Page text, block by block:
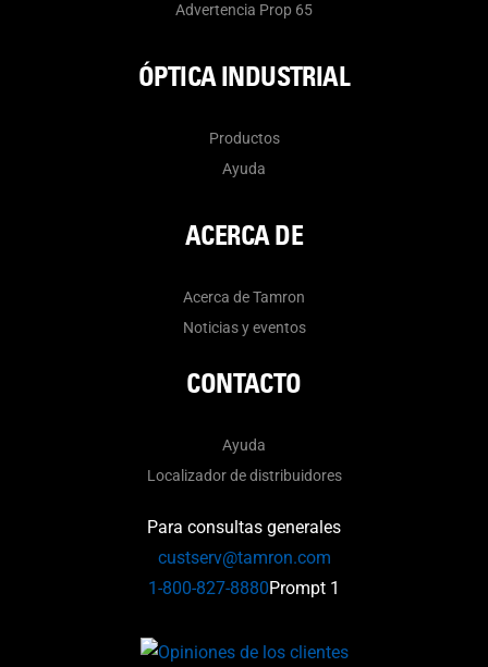
Advertencia Prop 65
ÓPTICA INDUSTRIAL
Productos
Ayuda
ACERCA DE
Acerca de Tamron
Noticias y eventos
CONTACTO
Ayuda
Localizador de distribuidores
Para consultas generales
custserv@tamron.com
1-800-827-8880Prompt 1